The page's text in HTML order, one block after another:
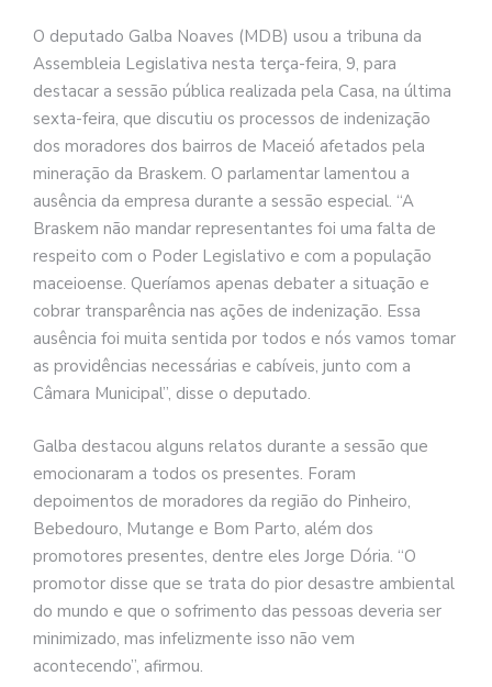
O deputado Galba Noaves (MDB) usou a tribuna da
Assembleia Legislativa nesta terça-feira, 9, para
destacar a sessão pública realizada pela Casa, na última
sexta-feira, que discutiu os processos de indenização
dos moradores dos bairros de Maceió afetados pela
mineração da Braskem. O parlamentar lamentou a
ausência da empresa durante a sessão especial. “A
Braskem não mandar representantes foi uma falta de
respeito com o Poder Legislativo e com a população
maceioense. Queríamos apenas debater a situação e
cobrar transparência nas ações de indenização. Essa
ausência foi muita sentida por todos e nós vamos tomar
as providências necessárias e cabíveis, junto com a
Câmara Municipal”, disse o deputado.
Galba destacou alguns relatos durante a sessão que
emocionaram a todos os presentes. Foram
depoimentos de moradores da região do Pinheiro,
Bebedouro, Mutange e Bom Parto, além dos
promotores presentes, dentre eles Jorge Dória. “O
promotor disse que se trata do pior desastre ambiental
do mundo e que o sofrimento das pessoas deveria ser
minimizado, mas infelizmente isso não vem
acontecendo”, afirmou.